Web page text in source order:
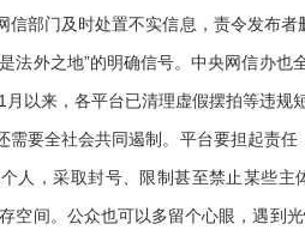
门及时处置不实信息，责令发布者
法外之地”的明确信号。中央网信办
以来，各平台已清理虚假摆拍等违规
全社会共同遏制。平台要担起责任
人，采取封号、限制甚至禁止某些
空间。公众也可以多留个心眼，遇到